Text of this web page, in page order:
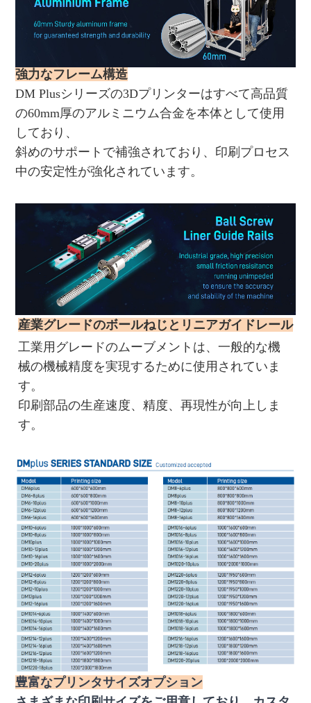
強力なフレーム構造
DM Plusシリーズの3Dプリンターはすべて高品質
の60mm厚のアルミニウム合金を本体として使用
しており、
斜めのサポートで補強されており、印刷プロセス
中の安定性が強化されています。
産業グレードのボールねじとリニアガイドレール
工業用グレードのムーブメントは、一般的な機
械の機械精度を実現するために使用されていま
す。
印刷部品の生産速度、精度、再現性が向上しま
す。
豊富なプリンタサイズオプション